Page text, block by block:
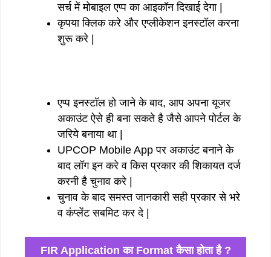
सर्च में मोबाइल एप्प का आइकॉन दिखाई देगा |
कृपया क्लिक करे और एप्लीकेशन इनस्टॉल करना
शुरू करे |
एप्प इनस्टॉल हो जाने के बाद, आप अपना यूजर
अकाउंट ऐसे ही बना सकते है जैसे आपने पोर्टल के
जरिये बनाया था |
UPCOP Mobile App पर अकाउंट बनाने के
बाद लॉग इन करे व किस प्रकार की शिकायत दर्ज
करनी है चुनाव करे |
चुनाव के बाद समस्त जानकारी सही प्रकार से भरे
व कंप्लेंट सबमिट कर दे |
FIR Application का Format कैसा होता है ?